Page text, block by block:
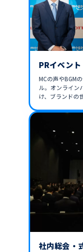
PRイベン
MCの声やBGM
ル。オンライン
け、ブランドの
社内総会・